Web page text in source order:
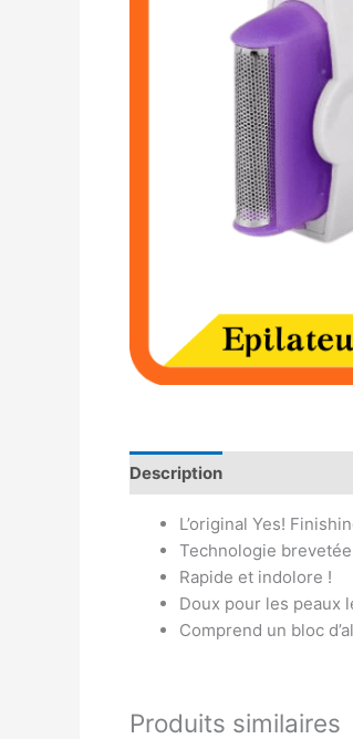
Description
L’original Yes!
Technologie
Rapide et indolore !
Doux pour les peaux
Comprend un bloc
Produits similaires